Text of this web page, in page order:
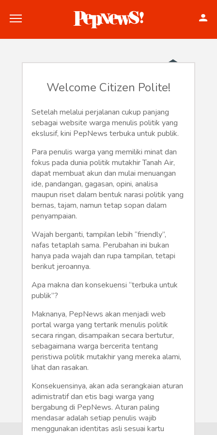
Konstitusi
Hankam
Internasional
Bisnis
Humaniora
Sketsa
Tekno
Gaya
Wisata
Wanita
Welcome Citizen Polite!
Setelah melalui perjalanan cukup panjang
sebagai website warga menulis politik yang
ekslusif, kini PepNews terbuka untuk publik.
Para penulis warga yang memiliki minat dan
fokus pada dunia politik mutakhir Tanah Air,
dapat membuat akun dan mulai menuangan
ide, pandangan, gagasan, opini, analisa
maupun riset dalam bentuk narasi politik yang
bernas, tajam, namun tetap sopan dalam
penyampaian.
Wajah berganti, tampilan lebih “friendly”,
nafas tetaplah sama. Perubahan ini bukan
hanya pada wajah dan rupa tampilan, tetapi
berikut jeroannya.
Apa makna dan konsekuensi “terbuka untuk
publik”?
Maknanya, PepNews akan menjadi web
portal warga yang tertarik menulis politik
secara ringan, disampaikan secara bertutur,
sebagaimana warga bercerita tentang
peristiwa politik mutakhir yang mereka alami,
lihat dan rasakan.
Konsekuensinya, akan ada serangkaian aturan
adimistratif dan etis bagi warga yang
bergabung di PepNews. Aturan paling
mendasar adalah setiap penulis wajib
menggunakan identitas asli sesuai kartu